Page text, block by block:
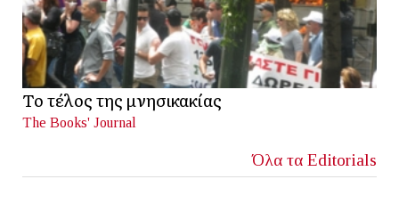
Το τέλος της μνησικακίας
The Books' Journal
Όλα τα Editorials